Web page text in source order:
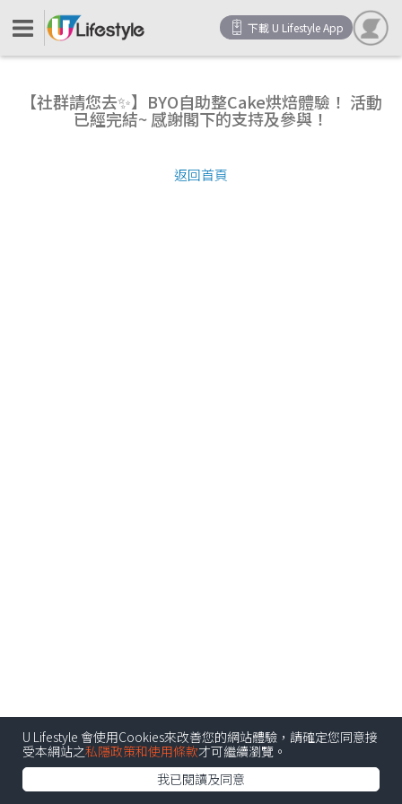
下載 U Lifestyle App
【社群請您去✨】BYO自助整Cake烘焙體驗！ 活動
已經完結~ 感謝閣下的支持及參與！
返回首頁
U Lifestyle 會使用Cookies來改善您的網站體驗，請確定您同意接
受本網站之私隱政策和使用條款才可繼續瀏覽。
我已閱讀及同意